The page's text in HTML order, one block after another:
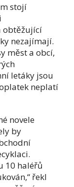
stojí
obtěžující
nezajímají.
měst a obcí,
letáky jsou
neplatí
novele
by
10 haléřů
řekl